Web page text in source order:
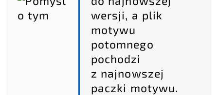
wersji, a plik
motywu
potomnego
pochodzi
z najnowszej
paczki motywu.